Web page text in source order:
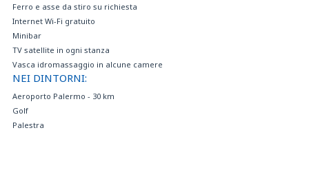
Ferro e asse da stiro su richiesta
Internet Wi-Fi gratuito
Minibar
TV satellite in ogni stanza
Vasca idromassaggio in alcune camere
NEI DINTORNI:
Aeroporto Palermo - 30 km
Golf
Palestra